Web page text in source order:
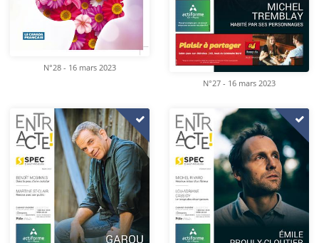
N°28 - 16 mars 2023
N°27 - 16 mars 2023